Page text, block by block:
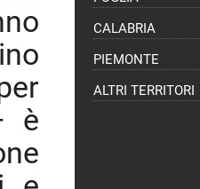
è
CALABRIA
PIEMONTE
ALTRI TERRITORI